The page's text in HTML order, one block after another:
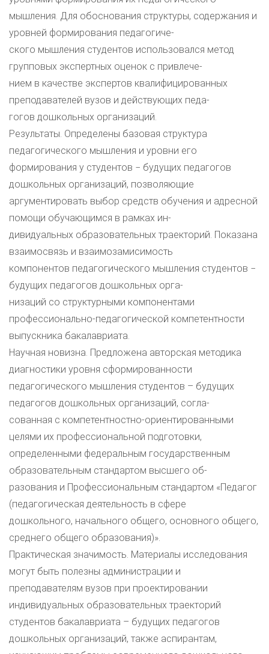
мышления. Для обоснования структуры, содержания и
уровней формирования педагогиче-
ского мышления студентов использовался метод
групповых экспертных оценок с привлече-
нием в качестве экспертов квалифицированных
преподавателей вузов и действующих педа-
гогов дошкольных организаций.
Результаты. Определены базовая структура
педагогического мышления и уровни его
формирования у студентов − будущих педагогов
дошкольных организаций, позволяющие
аргументировать выбор средств обучения и адресной
помощи обучающимся в рамках ин-
дивидуальных образовательных траекторий. Показана
взаимосвязь и взаимозамисимость
компонентов педагогического мышления студентов −
будущих педагогов дошкольных орга-
низаций со структурными компонентами
профессионально-педагогической компетентности
выпускника бакалавриата.
Научная новизна. Предложена авторская методика
диагностики уровня сформированности
педагогического мышления студентов – будущих
педагогов дошкольных организаций, согла-
сованная с компетентностно-ориентированными
целями их профессиональной подготовки,
определенными федеральным государственным
образовательным стандартом высшего об-
разования и Профессиональным стандартом «Педагог
(педагогическая деятельность в сфере
дошкольного, начального общего, основного общего,
среднего общего образования)».
Практическая значимость. Материалы исследования
могут быть полезны администрации и
преподавателям вузов при проектировании
индивидуальных образовательных траекторий
студентов бакалавриата – будущих педагогов
дошкольных организаций, также аспирантам,